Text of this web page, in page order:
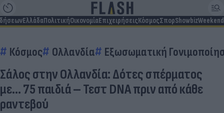
ΕλλάδαΠολιτικήΟικονομίαΕπιχειρήσειςΚόσμοςΣπορShowbizWeekend
Κόσμος Ολλανδία Εξωσωματική
Σάλος στην Ολλανδία: Δότες σπέρματος
με... 75 παιδιά – Τεστ DNA πριν από κάθε
ραντεβού